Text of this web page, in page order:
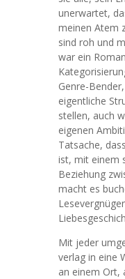
unerwartet,
meinen Atem
sind roh und
war ein
Genre-
eigentliche
stellen, auch
eigenen
Tatsache,
ist, mit einem
Beziehung
macht es
Mit jeder
verlag in eine
an einem Ort,